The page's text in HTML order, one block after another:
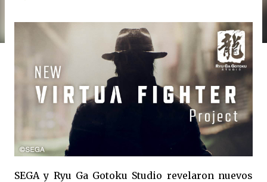
SEGA y Ryu Ga Gotoku Studio revelaron nuevos